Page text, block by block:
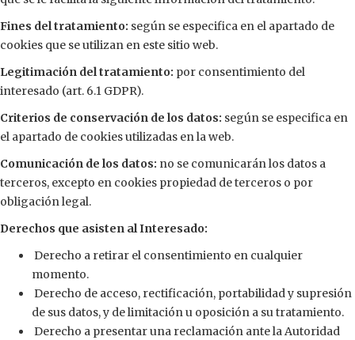
Fines del tratamiento: según se especifica en el apartado de
cookies que se utilizan en este sitio web.
Legitimación del tratamiento: por consentimiento del
interesado (art. 6.1 GDPR).
Criterios de conservación de los datos: según se especifica en
el apartado de cookies utilizadas en la web.
Comunicación de los datos: no se comunicarán los datos a
terceros, excepto en cookies propiedad de terceros o por
obligación legal.
Derechos que asisten al Interesado:
Derecho a retirar el consentimiento en cualquier
momento.
Derecho de acceso, rectificación, portabilidad y supresión
de sus datos, y de limitación u oposición a su tratamiento.
Derecho a presentar una reclamación ante la Autoridad